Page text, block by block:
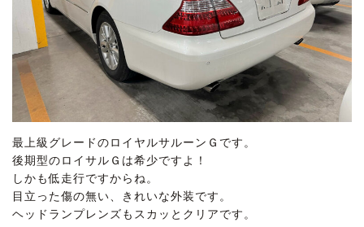
最上級グレードのロイヤルサルーンＧです。
後期型のロイサルＧは希少ですよ！
しかも低走行ですからね。
目立った傷の無い、きれいな外装です。
ヘッドランプレンズもスカッとクリアです。